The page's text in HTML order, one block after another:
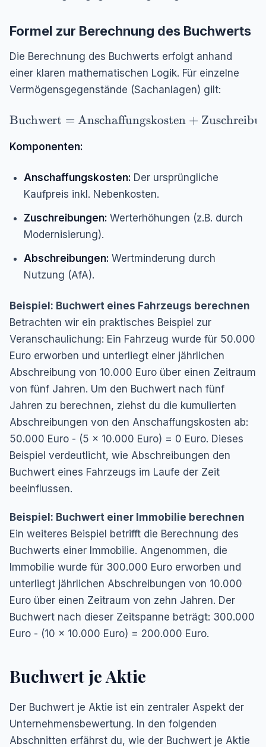
Formel zur Berechnung des Buchwerts
Die Berechnung des Buchwerts erfolgt anhand
einer klaren mathematischen Logik. Für einzelne
Vermögensgegenstände (Sachanlagen) gilt:
\text{Buchwert} =
Buchwert = Anschaffungskosten +
Komponenten:
Anschaffungskosten: Der ursprüngliche
Kaufpreis inkl. Nebenkosten.
Zuschreibungen: Werterhöhungen (z.B. durch
Modernisierung).
Abschreibungen: Wertminderung durch
Nutzung (AfA).
Beispiel: Buchwert eines Fahrzeugs berechnen
Betrachten wir ein praktisches Beispiel zur
Veranschaulichung: Ein Fahrzeug wurde für 50.000
Euro erworben und unterliegt einer jährlichen
Abschreibung von 10.000 Euro über einen Zeitraum
von fünf Jahren. Um den Buchwert nach fünf
Jahren zu berechnen, ziehst du die kumulierten
Abschreibungen von den Anschaffungskosten ab:
50.000 Euro - (5 x 10.000 Euro) = 0 Euro. Dieses
Beispiel verdeutlicht, wie Abschreibungen den
Buchwert eines Fahrzeugs im Laufe der Zeit
beeinflussen.
Beispiel: Buchwert einer Immobilie berechnen
Ein weiteres Beispiel betrifft die Berechnung des
Buchwerts einer Immobilie. Angenommen, die
Immobilie wurde für 300.000 Euro erworben und
unterliegt jährlichen Abschreibungen von 10.000
Euro über einen Zeitraum von zehn Jahren. Der
Buchwert nach dieser Zeitspanne beträgt: 300.000
Euro - (10 x 10.000 Euro) = 200.000 Euro.
Buchwert je Aktie
Der Buchwert je Aktie ist ein zentraler Aspekt der
Unternehmensbewertung. In den folgenden
Abschnitten erfährst du, wie der Buchwert je Aktie